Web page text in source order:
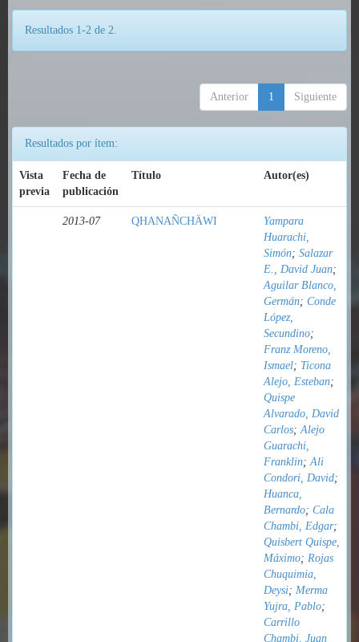
Resultados 1-2 de 2.
Anterior 1 Siguiente
Resultados por ítem:
Vista
previa
Fecha de
publicación
Título Autor(es)
2013-07 QHANAÑCHÄWI
Yampara
Huarachi,
Simón; Salazar
E., David Juan;
Aguilar Blanco,
Germán; Conde
López,
Secundino;
Franz Moreno,
Ismael; Ticona
Alejo, Esteban;
Quispe
Alvarado, David
Carlos;Alejo
Guarachi,
Franklin;Ali
Condori, David;
Huanca,
Bernardo; Cala
Chambi, Edgar;
Quisbert Quispe,
Máximo; Rojas
Chuquimia,
Deysi; Merma
Yujra, Pablo;
Carrillo
Chambi, Juan